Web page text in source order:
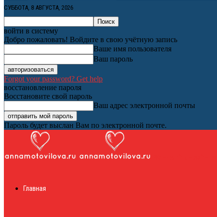
СУББОТА, 8 АВГУСТА, 2026
войти в систему
Добро пожаловать! Войдите в свою учётную запись
Ваше имя пользователя
Ваш пароль
Forgot your password? Get help
восстановление пароля
Восстановите свой пароль
Ваш адрес электронной почты
Пароль будет выслан Вам по электронной почте.
Главная